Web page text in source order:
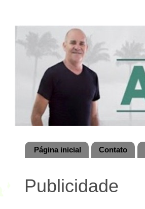
Página inicial Contato
Publicidade